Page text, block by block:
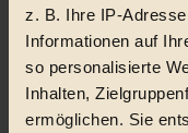
z. B. Ihre IP-
Informationen auf
so personalisierte
Inhalten,
ermöglichen. Sie
Social Media
22.601 Fans auf
3.415 Follower auf
Folge uns auf Instagram
Themen